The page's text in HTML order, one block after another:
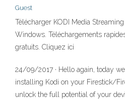
Guest
Télécharger KODI Media
Windows. Téléchargements
gratuits. Cliquez ici
24/09/2017 · Hello again, today
installing Kodi on your Firestick/
unlock the full potential of your